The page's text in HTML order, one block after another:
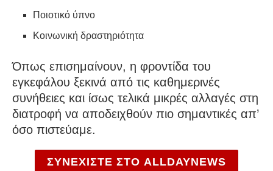
Ποιοτικό ύπνο
Κοινωνική δραστηριότητα
Όπως επισημαίνουν, η φροντίδα του
εγκεφάλου ξεκινά από τις καθημερινές
συνήθειες και ίσως τελικά μικρές αλλαγές στη
διατροφή να αποδειχθούν πιο σημαντικές απ’
όσο πιστεύαμε.
ΣΥΝΕΧΙΣΤΕ ΣΤΟ ALLDAYNEWS